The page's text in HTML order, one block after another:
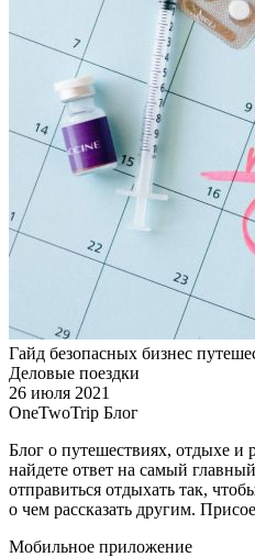
Гайд безопасных бизнес
Деловые поездки
26 июля 2021
OneTwoTrip Блог
Блог о путешествиях, отдыхе и
найдете ответ на самый
отправиться отдыхать так,
о чем рассказать другим.
Мобильное приложение